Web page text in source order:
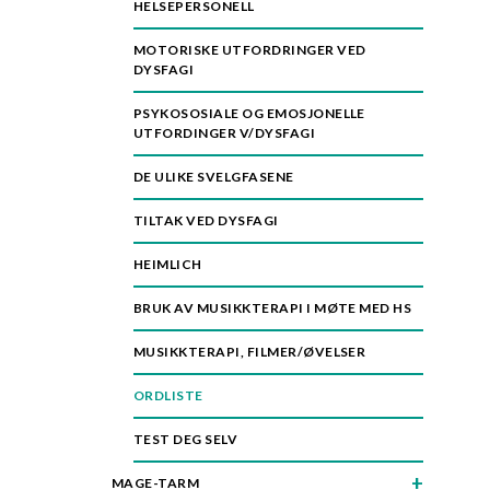
HELSEPERSONELL
MOTORISKE UTFORDRINGER VED
DYSFAGI
PSYKOSOSIALE OG EMOSJONELLE
UTFORDINGER V/DYSFAGI
DE ULIKE SVELGFASENE
TILTAK VED DYSFAGI
HEIMLICH
BRUK AV MUSIKKTERAPI I MØTE MED HS
MUSIKKTERAPI, FILMER/ØVELSER
ORDLISTE
TEST DEG SELV
MAGE-TARM